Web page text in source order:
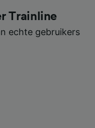
Trainline
echte gebruikers